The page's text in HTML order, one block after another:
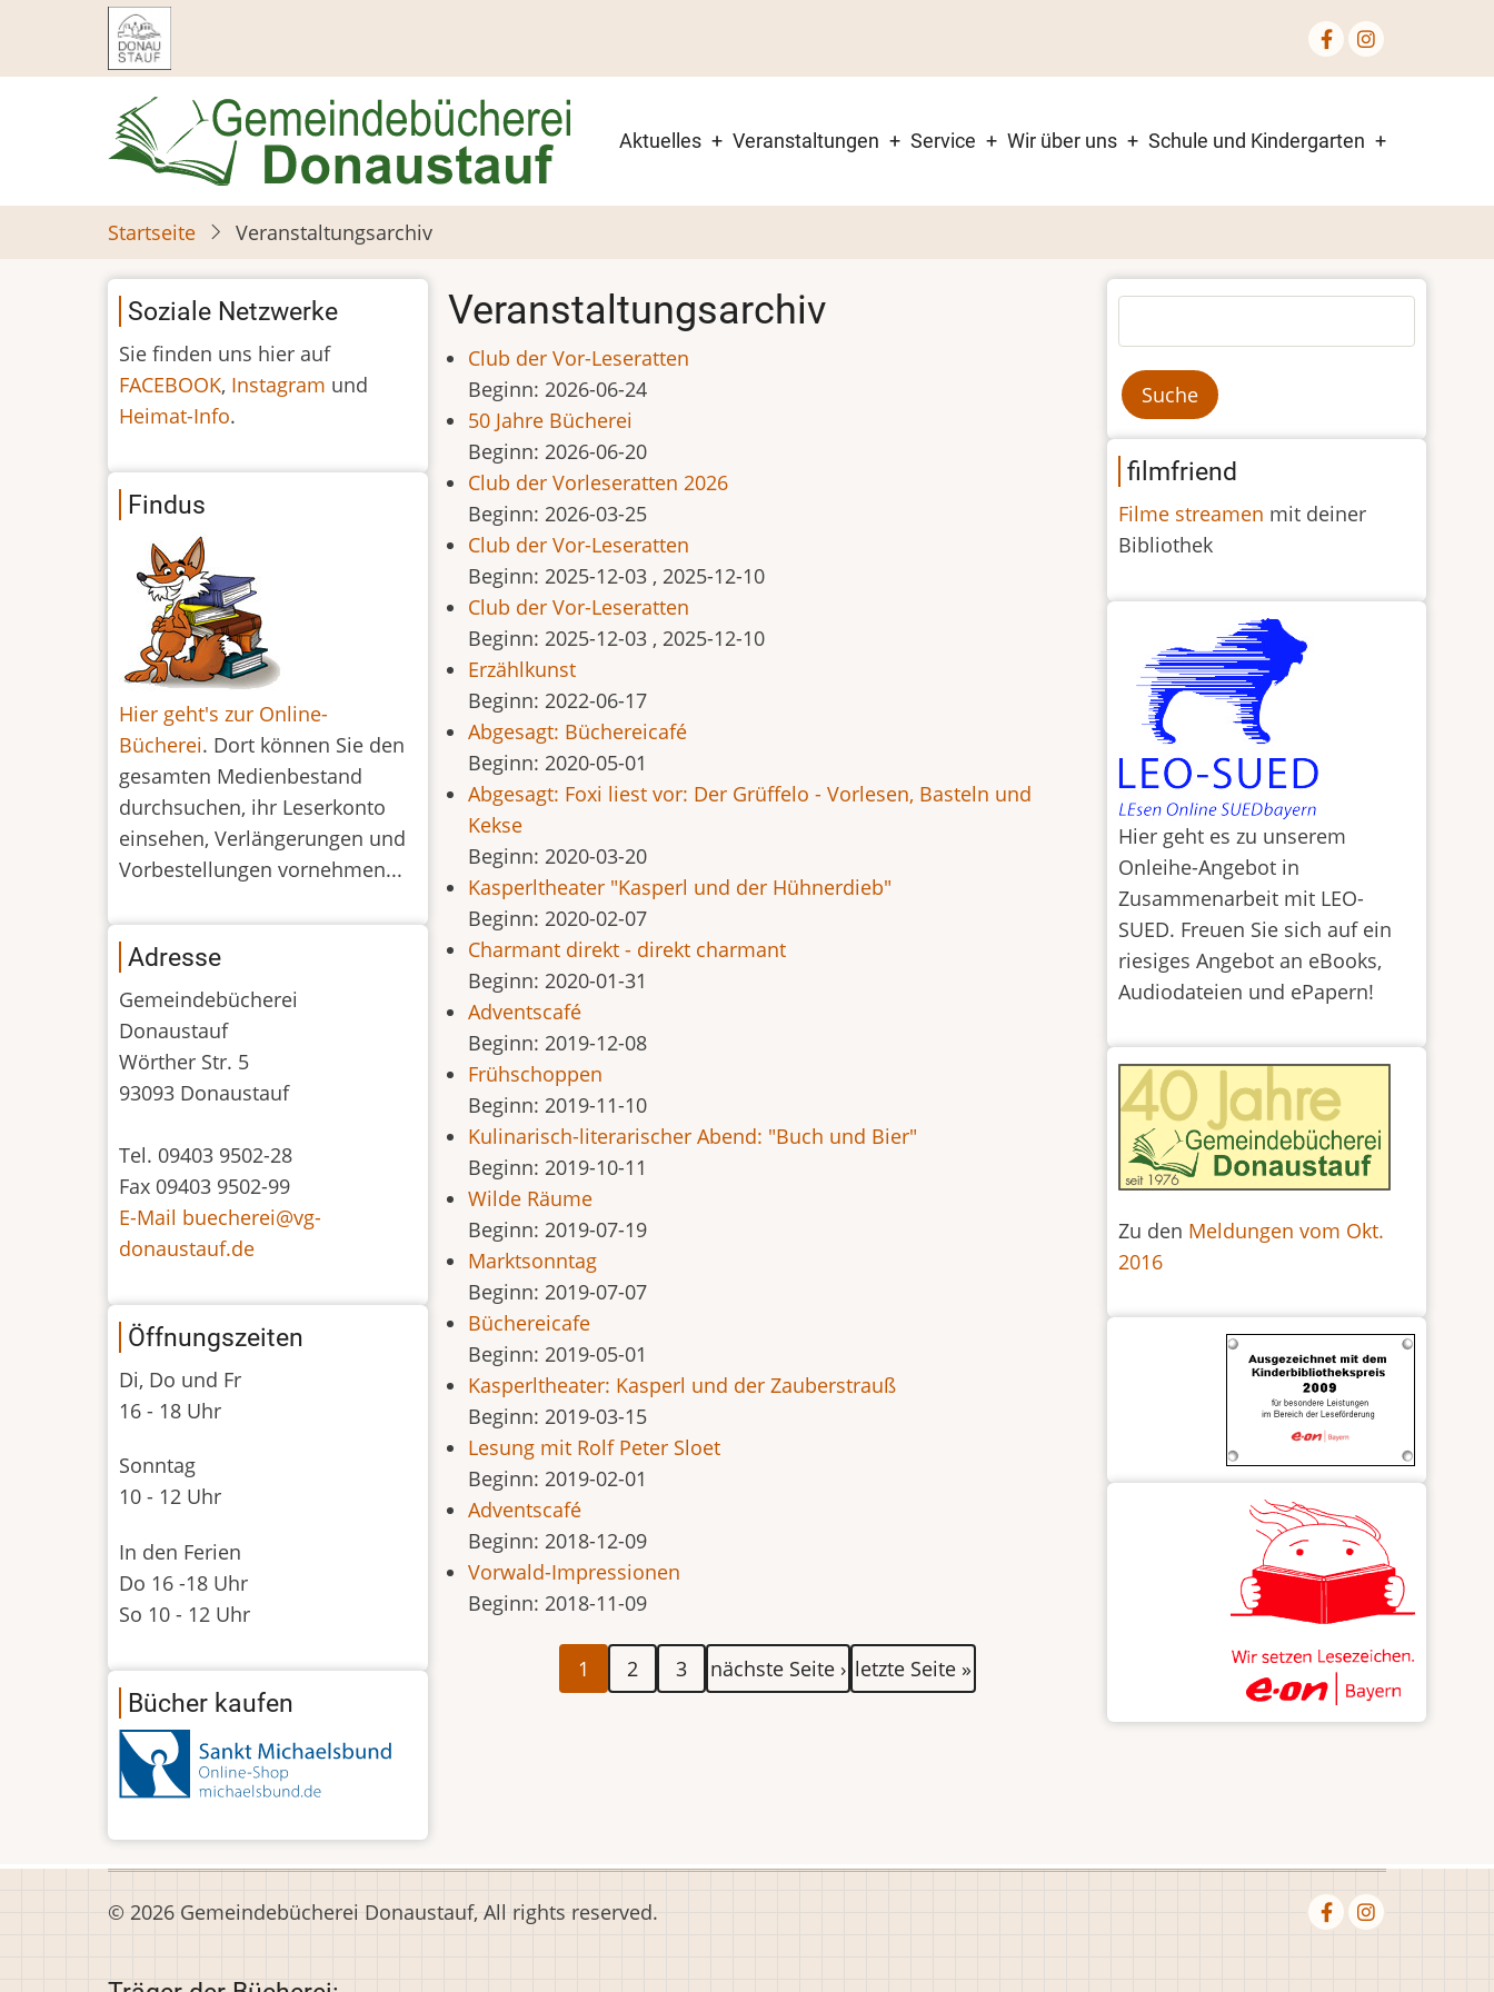
Inhalt
Aktuelles Veranstaltungen Service Wir über uns Schule und Kindergarten
Startseite Veranstaltungsarchiv
Veranstaltungsarchiv
Club der Vor-Leseratten
Beginn: 2026-06-24
50 Jahre Bücherei
Beginn: 2026-06-20
Club der Vorleseratten 2026
Beginn: 2026-03-25
Club der Vor-Leseratten
Beginn: 2025-12-03, 2025-12-10
Club der Vor-Leseratten
Beginn: 2025-12-03, 2025-12-10
Erzählkunst
Beginn: 2022-06-17
Abgesagt: Büchereicafé
Beginn: 2020-05-01
Abgesagt: Foxi liest vor: Der Grüffelo - Vorlesen, Basteln und
Kekse
Beginn: 2020-03-20
Kasperltheater "Kasperl und der Hühnerdieb"
Beginn: 2020-02-07
Charmant direkt - direkt charmant
Beginn: 2020-01-31
Adventscafé
Beginn: 2019-12-08
Frühschoppen
Beginn: 2019-11-10
Kulinarisch-literarischer Abend: "Buch und Bier"
Beginn: 2019-10-11
Wilde Räume
Beginn: 2019-07-19
Marktsonntag
Beginn: 2019-07-07
Büchereicafe
Beginn: 2019-05-01
Kasperltheater: Kasperl und der Zauberstrauß
Beginn: 2019-03-15
Lesung mit Rolf Peter Sloet
Beginn: 2019-02-01
Adventscafé
Beginn: 2018-12-09
Vorwald-Impressionen
Beginn: 2018-11-09
Seitennummerierung
Aktuelle
Seite
1 Seite
2 Seite
3
Nächste
Seite
nächste Seite › Letzte
Seite
letzte Seite »
Soziale Netzwerke
Sie finden uns hier auf
FACEBOOK, Instagram und
Heimat-Info.
Findus
Hier geht's zur Online-
Bücherei. Dort können Sie den
gesamten Medienbestand
durchsuchen, ihr Leserkonto
einsehen, Verlängerungen und
Vorbestellungen vornehmen...
Adresse
Gemeindebücherei
Donaustauf
Wörther Str. 5
93093 Donaustauf
Tel. 09403 9502-28
Fax 09403 9502-99
E-Mail buecherei@vg-
donaustauf.de
Öffnungszeiten
Di, Do und Fr
16 - 18 Uhr
Sonntag
10 - 12 Uhr
In den Ferien
Do 16 -18 Uhr
So 10 - 12 Uhr
Bücher kaufen
filmfriend
Filme streamen mit deiner
Bibliothek
Hier geht es zu unserem
Onleihe-Angebot in
Zusammenarbeit mit LEO-
SUED. Freuen Sie sich auf ein
riesiges Angebot an eBooks,
Audiodateien und ePapern!
Zu den Meldungen vom Okt.
2016
© 2026 Gemeindebücherei Donaustauf, All rights reserved.